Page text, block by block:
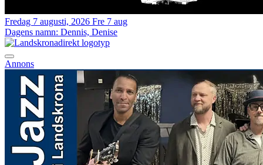
Fredag 7 augusti, 2026 Fre 7 aug
Dagens namn: Dennis, Denise
Annons